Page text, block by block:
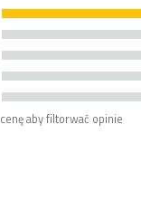
aby filtorwać opinie